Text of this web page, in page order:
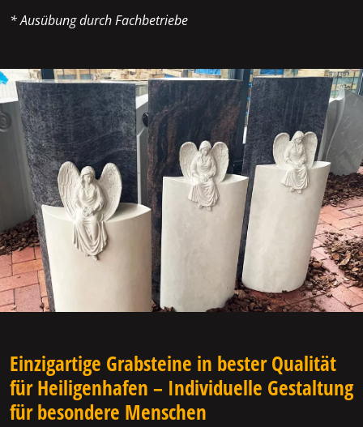
* Ausübung durch Fachbetriebe
Einzigartige Grabsteine in bester Qualität
für Heiligenhafen – Individuelle Gestaltung
für besondere Menschen